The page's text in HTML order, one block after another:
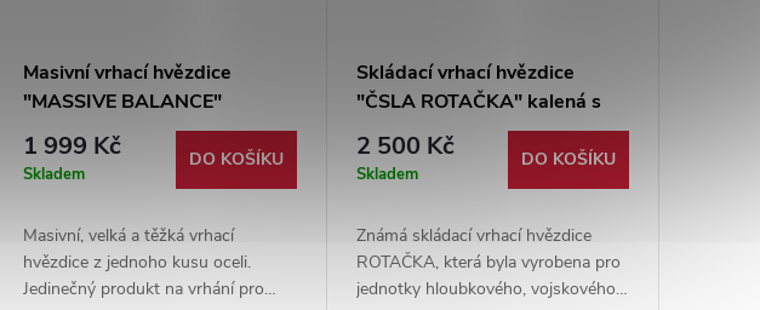
Masivní vrhací hvězdice
"MASSIVE BALANCE"
1 999 Kč
Skladem
DO KOŠÍKU
Masivní, velká a těžká vrhací
hvězdice z jednoho kusu oceli.
Jedinečný produkt na vrhání pro
Skládací vrhací hvězdice
"ČSLA ROTAČKA" kalená s
koženým pouzdrem - II. jakost
2 500 Kč
Skladem
DO KOŠÍKU
Známá skládací vrhací hvězdice
ROTAČKA, která byla vyrobena pro
jednotky hloubkového, vojskového a